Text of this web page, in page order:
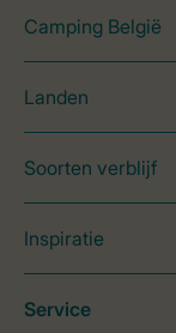
Camping België
Landen
Soorten verblijf
Inspiratie
Service